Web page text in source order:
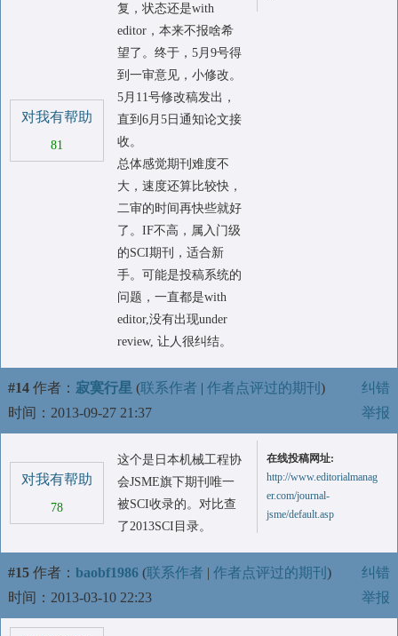
对我有帮助
81
复，状态还是with
editor，本来不报啥希
望了。终于，5月9号得
到一审意见，小修改。
5月11号修改稿发出，
直到6月5日通知论文接
收。
总体感觉期刊难度不
大，速度还算比较快，
二审的时间再快些就好
了。IF不高，属入门级
的SCI期刊，适合新
手。可能是投稿系统的
问题，一直都是with
editor,没有出现under
review, 让人很纠结。
#14 作者： 寂寞行星 (联系作者 | 作者点评过的期刊 )
时间：2013-09-27 21:37
纠错
举报
对我有帮助
78
这个是日本机械工程协
会JSME旗下期刊唯一
被SCI收录的。对比查
了2013SCI目录。
在线投稿网址:
http://www.editorialmanag
er.com/journal-
jsme/default.asp
#15 作者： baobf1986 (联系作者 | 作者点评过的期刊 )
时间：2013-03-10 22:23
纠错
举报